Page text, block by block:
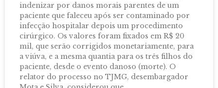
indenizar por danos morais parentes de um
paciente que faleceu após ser contaminado por
infecção hospitalar depois um procedimento
cirúrgico. Os valores foram fixados em R$ 20
mil, que serão corrigidos monetariamente, para
a viúva, e a mesma quantia para os três filhos do
paciente, desde o evento danoso (morte). O
relator do processo no TJMG, desembargador